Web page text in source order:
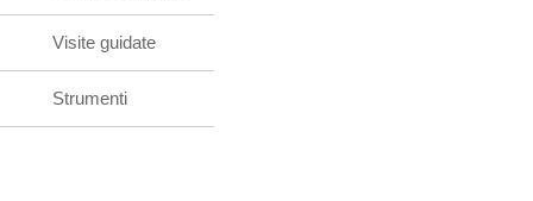
Visite guidate
Strumenti